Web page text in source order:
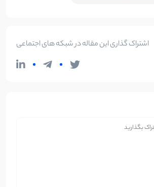
اشتراک گذاری این مقاله در شبکه های اجتماعی